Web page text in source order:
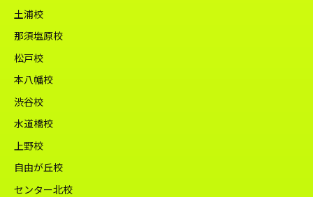
土浦校
那須塩原校
松戸校
本八幡校
渋谷校
水道橋校
上野校
自由が丘校
センター北校